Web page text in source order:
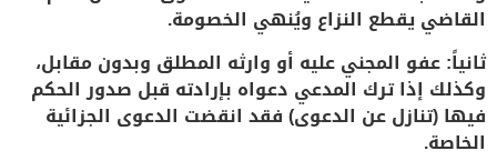
القاضي يقطع النزاع ويُنهي الخصومة.
ثانياً: عفو المجني عليه أو وارثه المطلق وبدون مقابل،
وكذلك إذا ترك المدعي دعواه بإرادته قبل صدور الحكم
فيها (تنازل عن الدعوى) فقد انقضت الدعوى الجزائية
الخاصة.